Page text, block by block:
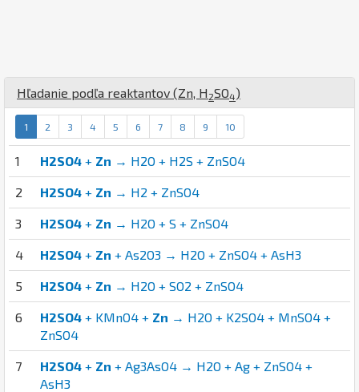
Hľadanie podľa reaktantov (Zn, H 2SO4)
1 2 3 4 5 6 7 8 9 10
1 H2SO4 + Zn → H2O + H2S + ZnSO4
2 H2SO4 + Zn → H2 + ZnSO4
3 H2SO4 + Zn → H2O + S + ZnSO4
4 H2SO4 + Zn + As2O3 → H2O + ZnSO4 + AsH3
5 H2SO4 + Zn → H2O + SO2 + ZnSO4
6 H2SO4 + KMnO4 + Zn → H2O + K2SO4 + MnSO4 +
ZnSO4
7 H2SO4 + Zn + Ag3AsO4 → H2O + Ag + ZnSO4 +
AsH3